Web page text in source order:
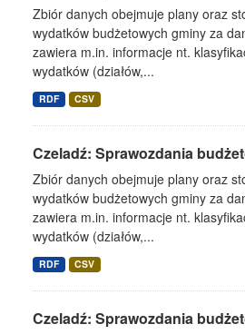
Zbiór danych obejmuje plany oraz
wydatków budżetowych gminy za
zawiera m.in. informacje nt.
wydatków (działów,...
RDF CSV
Czeladź: Sprawozdania
Zbiór danych obejmuje plany oraz
wydatków budżetowych gminy za
zawiera m.in. informacje nt.
wydatków (działów,...
RDF CSV
Czeladź: Sprawozdania